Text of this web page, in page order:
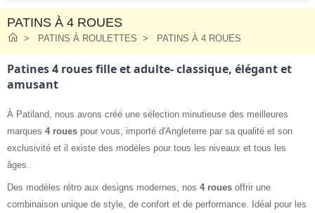
PATINS À 4 ROUES
PATINS À ROULETTES PATINS À 4 ROUES
Patines 4 roues fille et adulte- classique, élégant et
amusant
À Patiland, nous avons créé une sélection minutieuse des meilleures
marques 4 roues pour vous, importé d'Angleterre par sa qualité et son
exclusivité et il existe des modèles pour tous les niveaux et tous les
âges.
Des modèles rétro aux designs modernes, nos 4 roues offrir une
combinaison unique de style, de confort et de performance. Idéal pour les